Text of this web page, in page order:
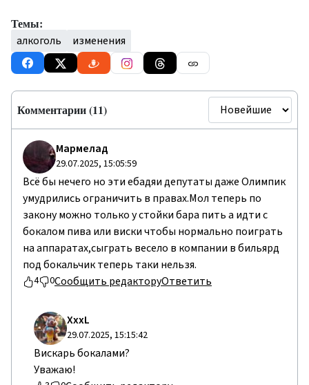
Темы:
алкоголь изменения
Комментарии (11)
Мармелад
29.07.2025, 15:05:59
Всё бы нечего но эти ебадяи депутаты даже Олимпик
умудрились ограничить в правах.Мол теперь по
закону можно только у стойки бара пить а идти с
бокалом пива или виски чтобы нормально поиграть
на аппаратах,сыграть весело в компании в бильярд
под бокальчик теперь таки нельзя.
4 0Сообщить редакторуОтветить
ХххL
29.07.2025, 15:15:42
Вискарь бокалами?
Уважаю!